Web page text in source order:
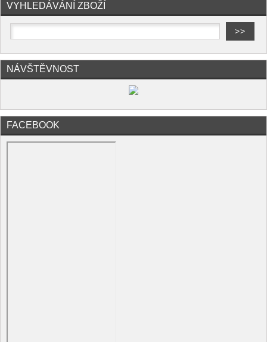
VYHLEDÁVÁNÍ ZBOŽÍ
NÁVŠTĚVNOST
FACEBOOK